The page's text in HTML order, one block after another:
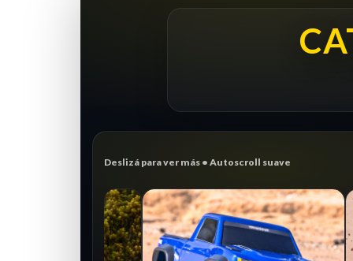
Deslizá para ver más • Autoscroll suave
CRAWLER